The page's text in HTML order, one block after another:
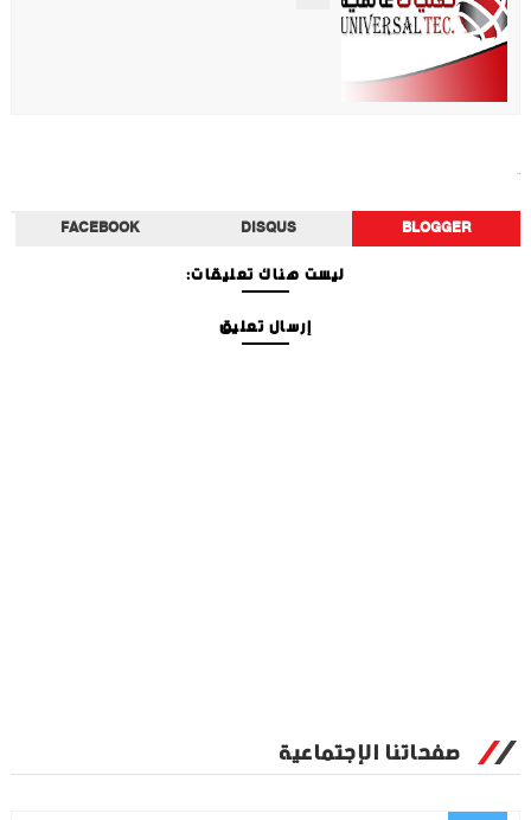
BLOGGER
DISQUS
FACEBOOK
ليست هناك تعليقات:
إرسال تعليق
صفحاتنا الإجتماعية